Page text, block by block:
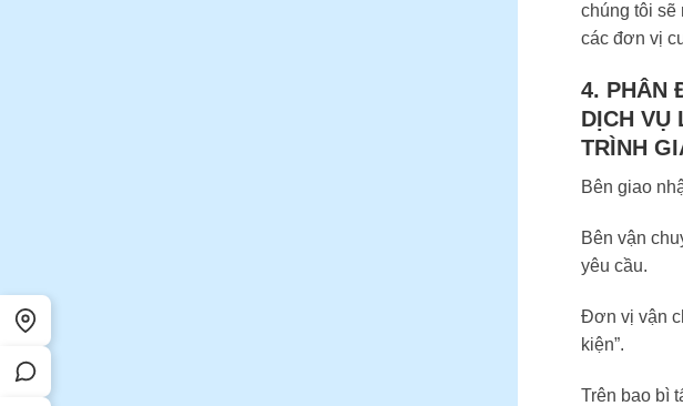
chúng tôi sẽ
các đơn vị
4. PHÂN
DỊCH VỤ
TRÌNH
Bên giao
Bên vận
yêu cầu.
Đơn vị vận
kiện”.
Trên bao bì